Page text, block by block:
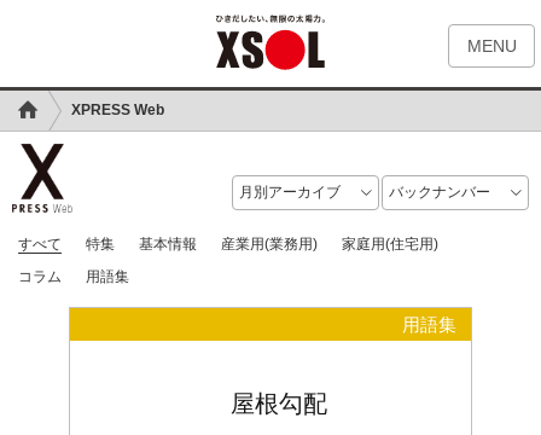
MENU
XPRESS Web
すべて 特集 基本情報 産業用(業務用)
家庭用(住宅用)
コラム
用語集
用語集
屋根勾配